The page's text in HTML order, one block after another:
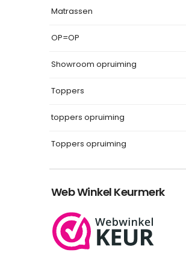
Matrassen
OP=OP
Showroom opruiming
Toppers
toppers opruiming
Toppers opruiming
Web Winkel Keurmerk